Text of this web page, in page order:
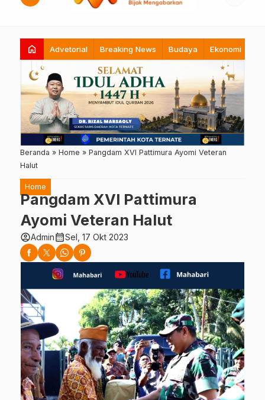
home Advetorial Breaking News Budaya Ekonomi
Beranda » Home » Pangdam XVI Pattimura Ayomi Veteran
Halut
Home
Pangdam XVI Pattimura
Ayomi Veteran Halut
account_circleAdmincalendar_monthSel, 17 Okt 2023